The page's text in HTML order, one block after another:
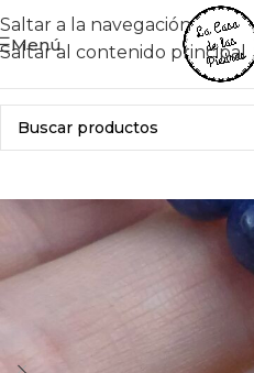
Saltar a la navegación
Saltar al contenido principal
Menú